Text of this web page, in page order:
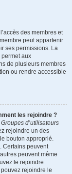
des membres et
peut appartenir
ses permissions. La
aux
de plusieurs membres
ou rendre accessible
les rejoindre ?
Groupes d’utilisateurs
rejoindre un des
bouton approprié.
Certains peuvent
peuvent même
le rejoindre
rejoindre le